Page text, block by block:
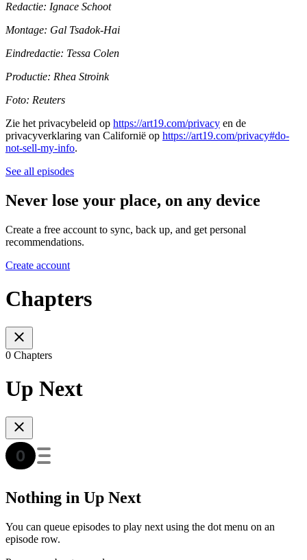
Redactie: Ignace Schoot
Montage: Gal Tsadok-Hai
Eindredactie: Tessa Colen
Productie: Rhea Stroink
Foto: Reuters
Zie het privacybeleid op https://art19.com/privacy en de
privacyverklaring van Californië op https://art19.com/privacy#do-
not-sell-my-info.
See all episodes
Never lose your place, on any device
Create a free account to sync, back up, and get personal
recommendations.
Create account
Chapters
0 Chapters
Up Next
Nothing in Up Next
You can queue episodes to play next using the dot menu on an
episode row.